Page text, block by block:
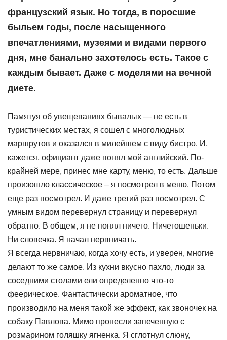
французский язык. Но тогда, в поросшие
быльем годы, после насыщенного
впечатлениями, музеями и видами первого
дня, мне банально захотелось есть. Такое с
каждым бывает. Даже с моделями на вечной
диете.
Памятуя об увещеваниях бывалых — не есть в
туристических местах, я сошел с многолюдных
маршрутов и оказался в милейшем с виду бистро. И,
кажется, официант даже понял мой английский. По-
крайней мере, принес мне карту, меню, то есть. Дальше
произошло классическое – я посмотрел в меню. Потом
еще раз посмотрел. И даже третий раз посмотрел. С
умным видом перевернул страницу и перевернул
обратно. В общем, я не понял ничего. Ничегошеньки.
Ни словечка. Я начал нервничать.
Я всегда нервничаю, когда хочу есть, и уверен, многие
делают то же самое. Из кухни вкусно пахло, люди за
соседними столами ели определенно что-то
феерическое. Фантастически ароматное, что
производило на меня такой же эффект, как звоночек на
собаку Павлова. Мимо пронесли запеченную с
розмарином голяшку ягненка. Я сглотнул слюну,